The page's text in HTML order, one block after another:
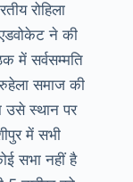
रोहिला
एडवोकेट ने की
में सर्वसम्मति
समाज की
उसे स्थान पर
में सभी
सभा नहीं है